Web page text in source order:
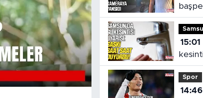
15:01
Spor
14:46